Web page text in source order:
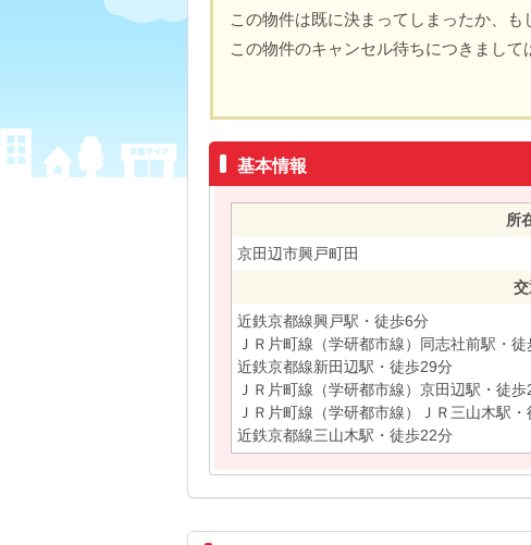
この物件は既に決まってしまったか、も
この物件のキャンセル待ちにつきまして
基本情報
所
京田辺市興戸町田
近鉄京都線興戸駅・徒歩6分
ＪＲ片町線（学研都市線）同志社前駅・
近鉄京都線新田辺駅・徒歩29分
ＪＲ片町線（学研都市線）京田辺駅・徒
ＪＲ片町線（学研都市線）ＪＲ三山木駅
近鉄京都線三山木駅・徒歩22分